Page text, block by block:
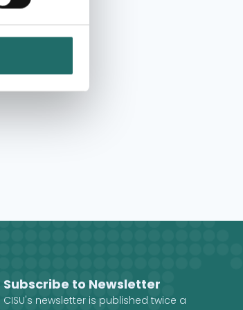
Subscribe to Newsletter
CISU's newsletter is published twice a